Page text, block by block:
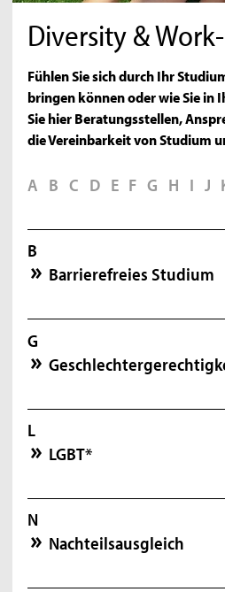
Diversity &
Fühlen Sie sich durch Ihr
bringen können oder wie Sie in
Sie hier Beratungsstellen,
die Vereinbarkeit von Studium
A B C D E F G H I J
B
Barrierefreies Studium
G
L
LGBT*
N
Nachteilsausgleich